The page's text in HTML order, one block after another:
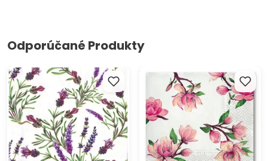
Odporúčané Produkty
Servítky na dekupáž
Lavender Twigs - 1 ks
Servítky na dekupáž
Magnolia Springs - 1 ks